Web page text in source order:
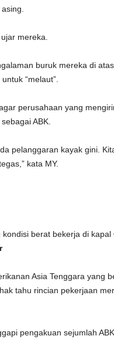
mereka.
buruk mereka di
“melaut”.
perusahaan yang
ABK.
pelanggaran kayak gini.
kata MY.
berat bekerja di kapal
Asia Tenggara yang
tahu rincian pekerjaan
pengakuan sejumlah